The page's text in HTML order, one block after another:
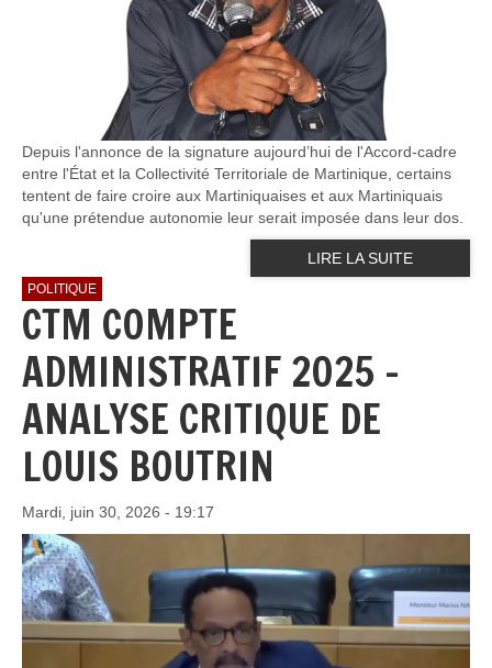
Depuis l'annonce de la signature aujourd’hui de l'Accord-cadre
entre l'État et la Collectivité Territoriale de Martinique, certains
tentent de faire croire aux Martiniquaises et aux Martiniquais
qu'une prétendue autonomie leur serait imposée dans leur dos.
LIRE LA SUITE
POLITIQUE
CTM COMPTE
ADMINISTRATIF 2025 -
ANALYSE CRITIQUE DE
LOUIS BOUTRIN
Mardi, juin 30, 2026 - 19:17